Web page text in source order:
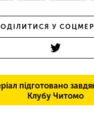
У
підготовано
Клубу Читомо